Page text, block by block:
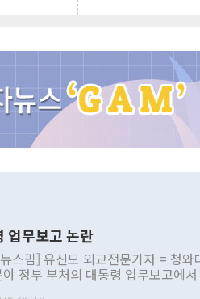
업무보고 논란
스핌] 유신모 외교전문기자 = 청와
정부 부처의 대통령 업무보고에